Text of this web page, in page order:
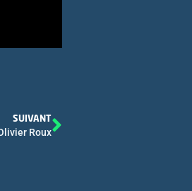
SUIVANT
Roux